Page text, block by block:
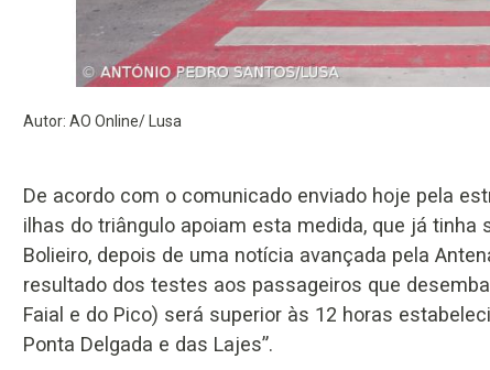
Autor: AO Online/ Lusa
De acordo com o comunicado enviado hoje pela
ilhas do triângulo apoiam esta medida, que já tinha
Bolieiro, depois de uma notícia avançada pela
resultado dos testes aos passageiros que
Faial e do Pico) será superior às 12 horas
Ponta Delgada e das Lajes”.